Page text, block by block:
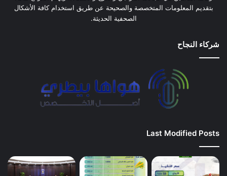
بتقديم المعلومات المتخصصة والصحيحة عن طريق استخدام كافة الأشكال
الصحفية الحديثة.
شركاء النجاح
Last Modified Posts